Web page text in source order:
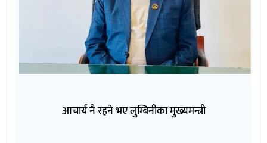
आचार्य नै रहने भए लुम्बिनीका मुख्यमन्त्री